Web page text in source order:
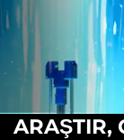
ARAŞTIR,